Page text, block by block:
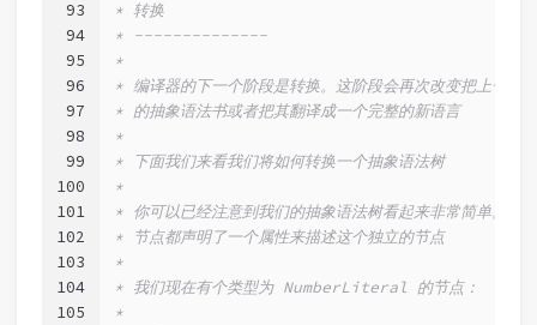
93
94
95
96
97
98
99
100
101
102
103
104
105
* 转换
* --------------
*
* 编译器的下一个阶段是转换。这阶段会再次改变把上一步
* 的抽象语法书或者把其翻译成一个完整的新语言
*
* 下面我们来看我们将如何转换一个抽象语法树
*
* 你可以已经注意到我们的抽象语法树看起来非常简单。
* 节点都声明了一个属性来描述这个独立的节点
*
* 我们现在有个类型为 NumberLiteral 的节点：
*